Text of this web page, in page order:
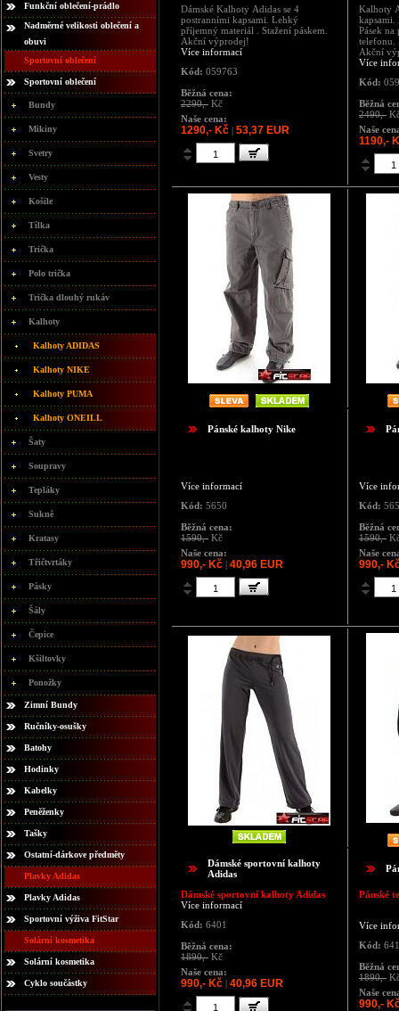
Funkční oblečení-prádlo
Nadměrné velikosti oblečení a
obuvi
Sportovní oblečení
Sportovní oblečení
Bundy
Mikiny
Svetry
Vesty
Košile
Tílka
Trička
Polo trička
Trička dlouhý rukáv
Kalhoty
Kalhoty ADIDAS
Kalhoty NIKE
Kalhoty PUMA
Kalhoty ONEILL
Šaty
Soupravy
Tepláky
Sukně
Kratasy
Třičtvrtáky
Pásky
Šály
Čepice
Kšiltovky
Ponožky
Zimní Bundy
Ručníky-osušky
Batohy
Hodinky
Kabelky
Peněženky
Tašky
Ostatní-dárkove předměty
Plavky Adidas
Plavky Adidas
Sportovní výživa FitStar
Solární kosmetika
Solární kosmetika
Cyklo součástky
Dámské Kalhoty Adidas se 4
postranními kapsami. Lehký
příjemný materiál . Stažení páskem.
Akční výprodej!
Více informací
Kód: 059763
Běžná cena:
2290,- Kč
Naše cena:
1290,- Kč | 53,37 EUR
Kalhoty
Pásek
telefonu.
Akční
Více
Kód:
Běžná
2490,-
Naše
1190,-
Pánské kalhoty Nike
Více informací
Kód: 5650
Běžná cena:
1590,- Kč
Naše cena:
990,- Kč | 40,96 EUR
Více
Kód:
Běžná
1590,-
Naše
990,-
Dámské sportovní kalhoty
Adidas
Dámské sportovní kalhoty Adidas
Více informací
Kód: 6401
Běžná cena:
1890,- Kč
Naše cena:
990,- Kč | 40,96 EUR
Pánské
Více
Kód:
Běžná
1890,-
Naše
990,-